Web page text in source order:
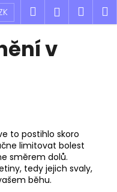
Hledat
v
to postihlo skoro
limitovat bolest
směrem dolů.
tedy jejich svaly,
běhu.